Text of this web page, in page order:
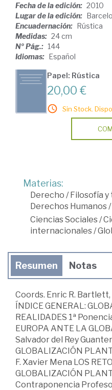
Fecha de la edición: 2010
Lugar de la edición:
Encuadernación: Rústica
Medidas: 24 cm
Nº Pág.: 144
Idiomas: Español
Papel: Rústica
20,00 €
Sin Stock.
Materias:
Derecho /Filosofía
Derechos Humanos/
Ciencias Sociales/
internacionales/
Resumen Notas
Coords. Enric R.
ÍNDICE GENERAL:
REALIDADES 1ª
EUROPA ANTE LA
Salvador del Rey
GLOBALIZACIÓN
F. Xavier Mena LOS
GLOBALIZACIÓN
Contraponencia